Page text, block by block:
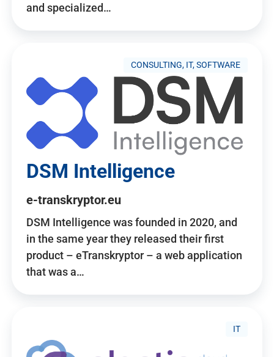
and specialized…
CONSULTING, IT, SOFTWARE
DSM Intelligence
e-transkryptor.eu
DSM Intelligence was founded in 2020, and
in the same year they released their first
product – eTranskryptor – a web application
that was a…
IT